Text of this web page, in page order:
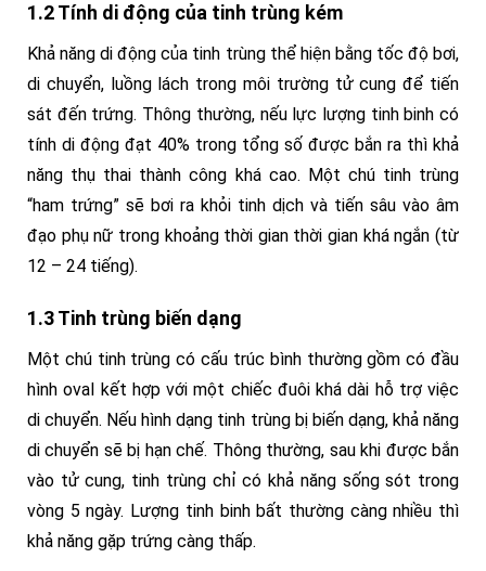
1.2 Tính di động của tinh trùng kém
Khả năng di động của tinh trùng thể hiện bằng tốc độ bơi,
di chuyển, luồng lách trong môi trường tử cung để tiến
sát đến trứng. Thông thường, nếu lực lượng tinh binh có
tính di động đạt 40% trong tổng số được bắn ra thì khả
năng thụ thai thành công khá cao. Một chú tinh trùng
“ham trứng” sẽ bơi ra khỏi tinh dịch và tiến sâu vào âm
đạo phụ nữ trong khoảng thời gian thời gian khá ngắn (từ
12 – 24 tiếng).
1.3 Tinh trùng biến dạng
Một chú tinh trùng có cấu trúc bình thường gồm có đầu
hình oval kết hợp với một chiếc đuôi khá dài hỗ trợ việc
di chuyển. Nếu hình dạng tinh trùng bị biến dạng, khả năng
di chuyển sẽ bị hạn chế. Thông thường, sau khi được bắn
vào tử cung, tinh trùng chỉ có khả năng sống sót trong
vòng 5 ngày. Lượng tinh binh bất thường càng nhiều thì
khả năng gặp trứng càng thấp.